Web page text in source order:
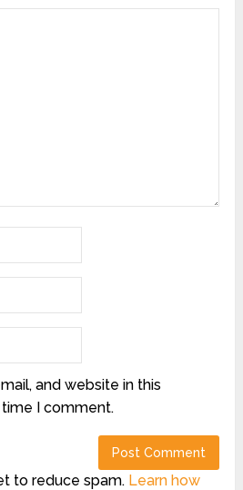
and website in this
I comment.
to reduce spam. Learn how